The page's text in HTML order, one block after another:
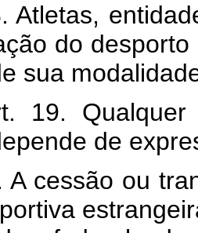
do
sua
de
ou